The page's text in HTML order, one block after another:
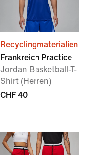
Recyclingmaterialien
Frankreich Practice
Jordan Basketball-T-
Shirt (Herren)
CHF 40